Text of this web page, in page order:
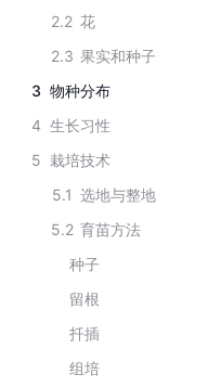
2.2 花
2.3 果实和种子
3 物种分布
4 生长习性
5 栽培技术
5.1 选地与整地
5.2 育苗方法
种子
留根
扦插
组培